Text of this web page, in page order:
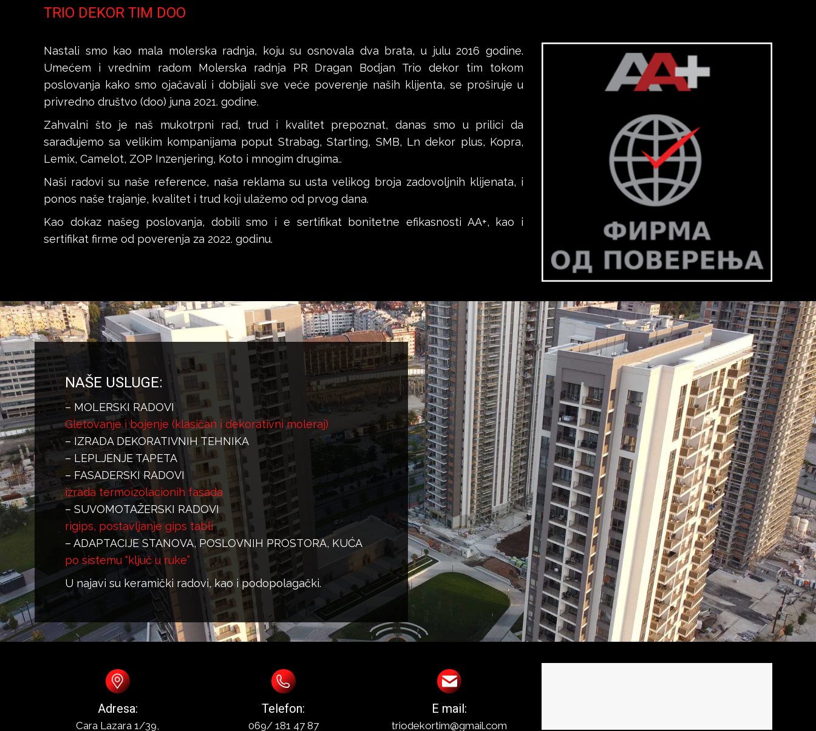
TRIO DEKOR TIM DOO
Nastali smo kao mala molerska radnja, koju su osnovala dva brata, u julu 2016 godine.
Umećem i vrednim radom Molerska radnja PR Dragan Bodjan Trio dekor tim tokom
poslovanja kako smo ojačavali i dobijali sve veće poverenje naših klijenta, se proširuje u
privredno društvo (doo) juna 2021. godine.
Zahvalni što je naš mukotrpni rad, trud i kvalitet prepoznat, danas smo u prilici da
sarađujemo sa velikim kompanijama poput Strabag, Starting, SMB, Ln dekor plus, Kopra,
Lemix, Camelot, ZOP Inzenjering, Koto i mnogim drugima..
Naši radovi su naše reference, naša reklama su usta velikog broja zadovoljnih klijenata, i
ponos naše trajanje, kvalitet i trud koji ulažemo od prvog dana.
Kao dokaz našeg poslovanja, dobili smo i e sertifikat bonitetne efikasnosti AA+, kao i
sertifikat firme od poverenja za 2022. godinu.
NAŠE USLUGE:
– MOLERSKI RADOVI
Gletovanje i bojenje (klasičan i dekorativni moleraj)
– IZRADA DEKORATIVNIH TEHNIKA
– LEPLJENJE TAPETA
– FASADERSKI RADOVI
izrada termoizolacionih fasada
– SUVOMOTAŽERSKI RADOVI
rigips, postavljanje gips tabli
– ADAPTACIJE STANOVA, POSLOVNIH PROSTORA, KUĆA
po sistemu “ključ u ruke”
U najavi su keramički radovi, kao i podopolagački.
Adresa:
Cara Lazara 1/39,
Telefon:
069/ 181 47 87
E mail:
triodekortim@gmail.com